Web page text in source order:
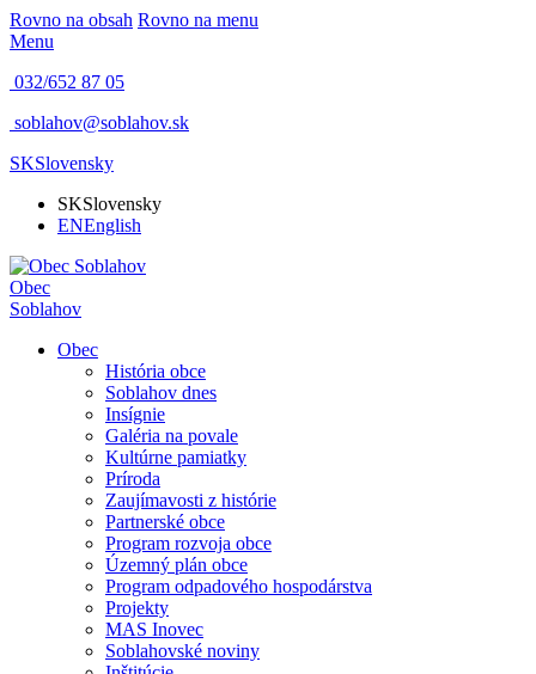
Rovno na obsah Rovno na menu
Menu
032/652 87 05
soblahov@soblahov.sk
SKSlovensky
SKSlovensky
ENEnglish
Obec
Soblahov
Obec
História obce
Soblahov dnes
Insígnie
Galéria na povale
Kultúrne pamiatky
Príroda
Zaujímavosti z histórie
Partnerské obce
Program rozvoja obce
Územný plán obce
Program odpadového hospodárstva
Projekty
MAS Inovec
Soblahovské noviny